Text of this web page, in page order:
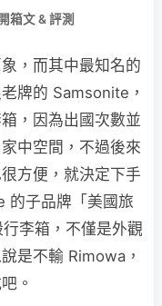
開箱文 & 評測
，而其中最知名的
牌的 Samsonite，
，因為出國次數並
中空間，不過後來
方便，就決定下手
的子品牌「美國旅
李箱，不僅是外觀
是不輸 Rimowa，
。